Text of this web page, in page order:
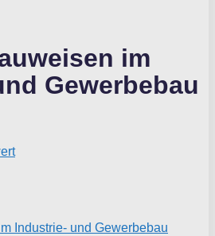
im
Gewerbebau